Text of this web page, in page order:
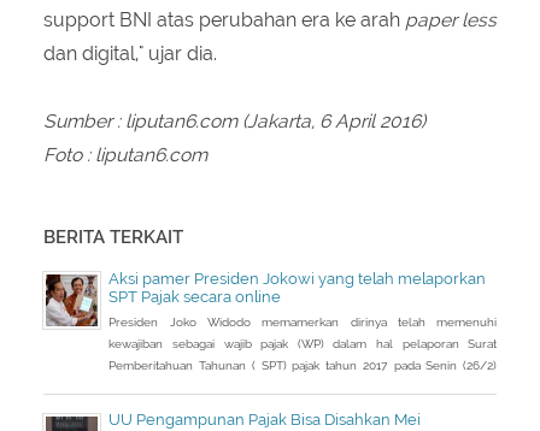
support BNI atas perubahan era ke arah paper less
dan digital," ujar dia.
Sumber : liputan6.com (Jakarta, 6 April 2016)
Foto : liputan6.com
BERITA TERKAIT
Aksi pamer Presiden Jokowi yang telah melaporkan
SPT Pajak secara online
Presiden Joko Widodo memamerkan dirinya telah memenuhi
kewajiban sebagai wajib pajak (WP) dalam hal pelaporan Surat
Pemberitahuan Tahunan ( SPT) pajak tahun 2017 pada Senin (26/2)
UU Pengampunan Pajak Bisa Disahkan Mei